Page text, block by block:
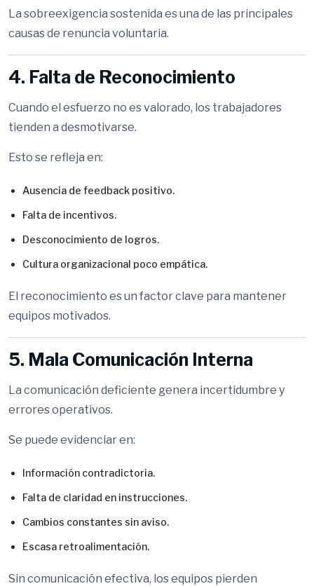
La sobreexigencia sostenida es una de las principales
causas de renuncia voluntaria.
4. Falta de Reconocimiento
Cuando el esfuerzo no es valorado, los trabajadores
tienden a desmotivarse.
Esto se refleja en:
Ausencia de feedback positivo.
Falta de incentivos.
Desconocimiento de logros.
Cultura organizacional poco empática.
El reconocimiento es un factor clave para mantener
equipos motivados.
5. Mala Comunicación Interna
La comunicación deficiente genera incertidumbre y
errores operativos.
Se puede evidenciar en:
Información contradictoria.
Falta de claridad en instrucciones.
Cambios constantes sin aviso.
Escasa retroalimentación.
Sin comunicación efectiva, los equipos pierden